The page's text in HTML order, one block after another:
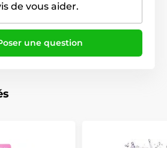
de vous aider.
une question